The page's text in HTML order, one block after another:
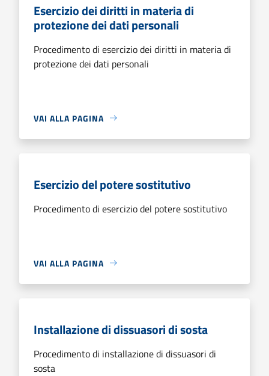
Esercizio dei diritti in materia di
protezione dei dati personali
Procedimento di esercizio dei diritti in materia di
protezione dei dati personali
VAI ALLA PAGINA
Esercizio del potere sostitutivo
Procedimento di esercizio del potere sostitutivo
VAI ALLA PAGINA
Installazione di dissuasori di sosta
Procedimento di installazione di dissuasori di
sosta